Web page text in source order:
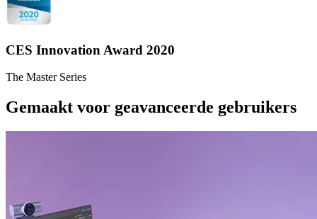
CES Innovation Award 2020
The Master Series
Gemaakt voor geavanceerde gebruikers